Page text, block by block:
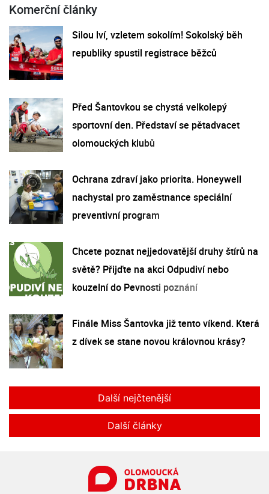
Komerční články
Silou lví, vzletem sokolím! Sokolský běh
republiky spustil registrace běžců
Před Šantovkou se chystá velkolepý
sportovní den. Představí se pětadvacet
olomouckých klubů
Ochrana zdraví jako priorita. Honeywell
nachystal pro zaměstnance speciální
preventivní program
Chcete poznat nejjedovatější druhy štírů na
světě? Přijďte na akci Odpudiví nebo
kouzelní do Pevnosti poznání
Finále Miss Šantovka již tento víkend. Která
z dívek se stane novou královnou krásy?
Další nejčtenější
Další články